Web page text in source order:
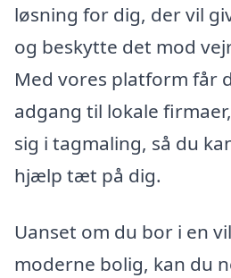
løsning for dig, der vil
og beskytte det mod
Med vores platform får
adgang til lokale
sig i tagmaling, så du
hjælp tæt på dig.
Uanset om du bor i en
moderne bolig, kan du